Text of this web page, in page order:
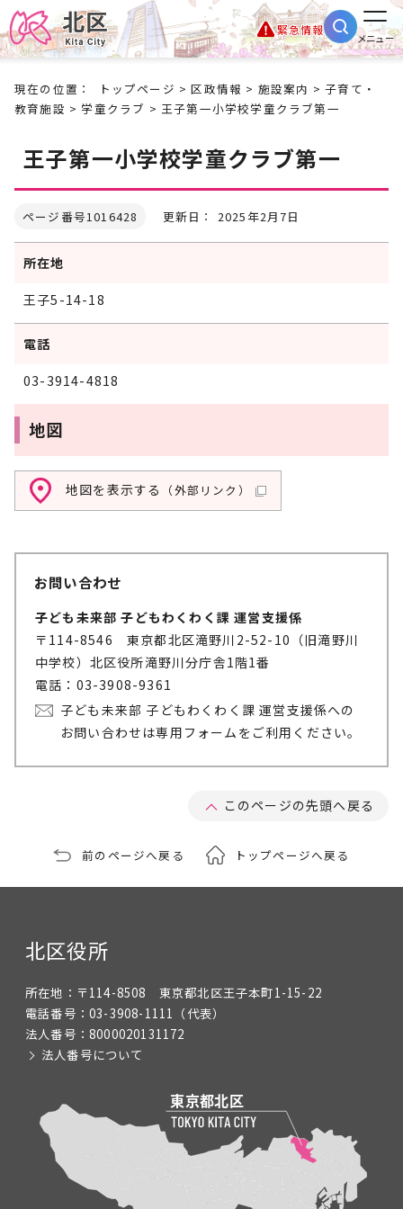
緊急情報
メニュー
現在の位置： トップページ >区政情報 > 施設案内 >子育て・
教育施設 > 学童クラブ > 王子第一小学校学童クラブ第一
王子第一小学校学童クラブ第一
ページ番号1016428 更新日： 2025年2月7日
所在地
王子5-14-18
電話
03-3914-4818
地図
地図を表示する （外部リンク）
お問い合わせ
子ども未来部 子どもわくわく課 運営支援係
〒114-8546 東京都北区滝野川2-52-10（旧滝野川
中学校）北区役所滝野川分庁舎1階1番
電話：03-3908-9361
子ども未来部 子どもわくわく課 運営支援係への
お問い合わせは専用フォームをご利用ください。
このページの先頭へ戻る
前のページへ戻る トップページへ戻る
北区役所
所在地： 〒114-8508 東京都北区王子本町1-15-22
電話番号： 03-3908-1111 （代表）
法人番号： 8000020131172
法人番号について